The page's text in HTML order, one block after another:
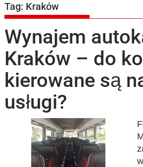
Tag: Kraków
Wynajem
Kraków – do
kierowane są
usługi?